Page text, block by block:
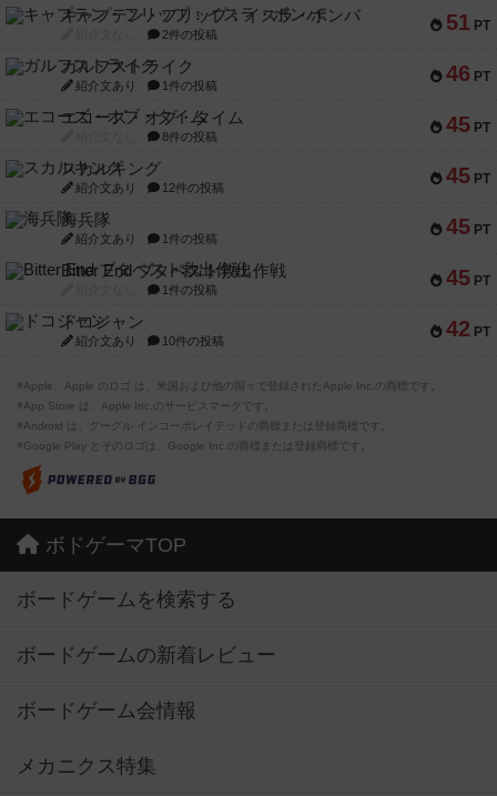
51 PT
キャプテン・フリップ：イスラ・ボンバ
2件の投稿
46 PT
ガルフストライク
紹介文あり 1件の投稿
45 PT
エコーズ・オブ・タイム
8件の投稿
45 PT
スカルキング
紹介文あり 12件の投稿
45 PT
海兵隊
紹介文あり 1件の投稿
45 PT
Bitter End ブタペスト救出作戦
1件の投稿
42 PT
ドコジャン
紹介文あり 10件の投稿
※Apple、Apple のロゴ は、米国および他の国々で登録されたApple Inc.の商標です。
※App Store は、Apple Inc.のサービスマークです。
※Android は、グーグル インコーポレイテッドの商標または登録商標です。
※Google Play とそのロゴは、Google Inc.の商標または登録商標です。
ボドゲーマTOP
ボードゲームを検索する
ボードゲームの新着レビュー
ボードゲーム会情報
メカニクス特集